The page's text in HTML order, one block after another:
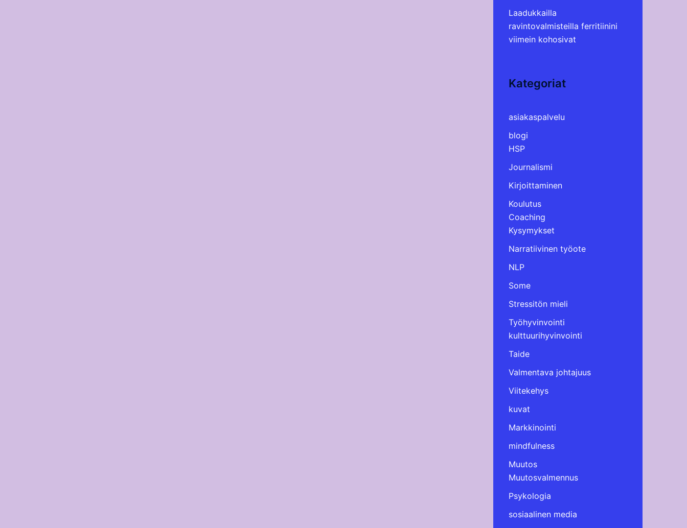
Laadukkailla
ravintovalmisteilla ferritiinini
viimein kohosivat
Kategoriat
asiakaspalvelu
blogi
HSP
Journalismi
Kirjoittaminen
Koulutus
Coaching
Kysymykset
Narratiivinen työote
NLP
Some
Stressitön mieli
Työhyvinvointi
kulttuurihyvinvointi
Taide
Valmentava johtajuus
Viitekehys
kuvat
Markkinointi
mindfulness
Muutos
Muutosvalmennus
Psykologia
sosiaalinen media